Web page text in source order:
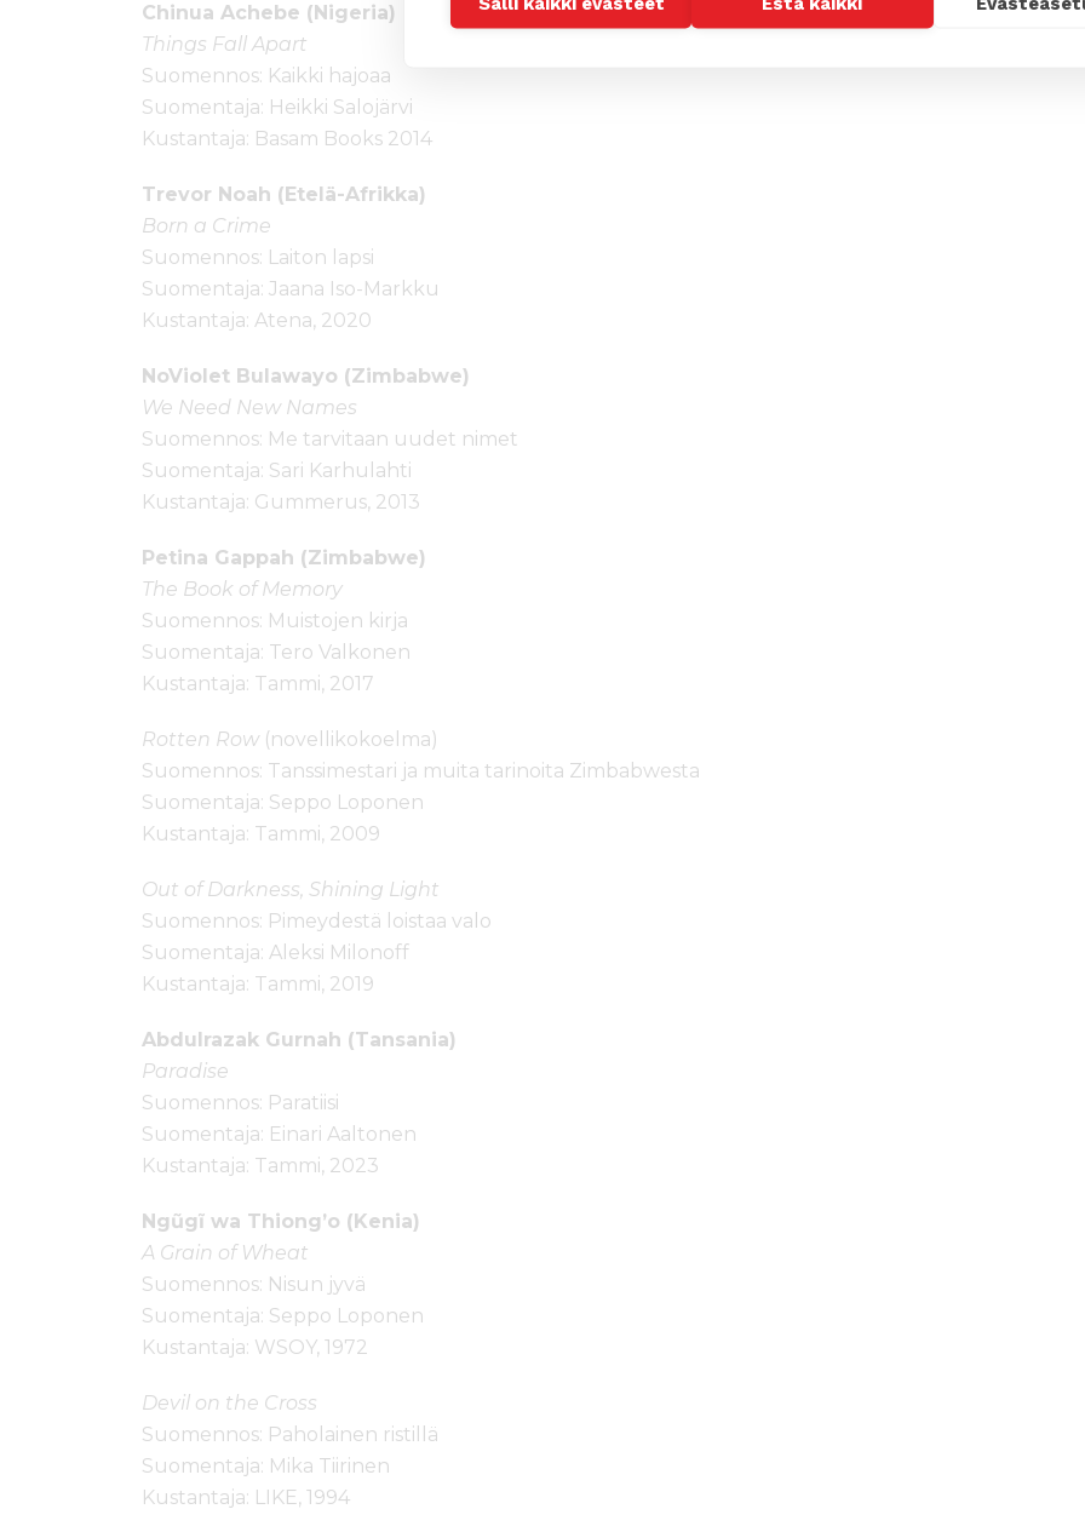
Chinua Achebe (Nigeria)
Things Fall Apart
Suomennos: Kaikki hajoaa
Suomentaja: Heikki Salojärvi
Kustantaja: Basam Books 2014
Trevor Noah (Etelä-Afrikka)
Born a Crime
Suomennos: Laiton lapsi
Suomentaja: Jaana Iso-Markku
Kustantaja: Atena, 2020
NoViolet Bulawayo (Zimbabwe)
We Need New Names
Suomennos: Me tarvitaan uudet nimet
Suomentaja: Sari Karhulahti
Kustantaja: Gummerus, 2013
Petina Gappah (Zimbabwe)
The Book of Memory
Suomennos: Muistojen kirja
Suomentaja: Tero Valkonen
Kustantaja: Tammi, 2017
Rotten Row (novellikokoelma)
Suomennos: Tanssimestari ja muita tarinoita Zimbabwesta
Suomentaja: Seppo Loponen
Kustantaja: Tammi, 2009
Out of Darkness, Shining Light
Suomennos: Pimeydestä loistaa valo
Suomentaja: Aleksi Milonoff
Kustantaja: Tammi, 2019
Abdulrazak Gurnah (Tansania)
Paradise
Suomennos: Paratiisi
Suomentaja: Einari Aaltonen
Kustantaja: Tammi, 2023
Ngũgĩ wa Thiong’o (Kenia)
A Grain of Wheat
Suomennos: Nisun jyvä
Suomentaja: Seppo Loponen
Kustantaja: WSOY, 1972
Devil on the Cross
Suomennos: Paholainen ristillä
Suomentaja: Mika Tiirinen
Kustantaja: LIKE, 1994